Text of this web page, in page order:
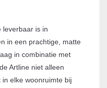
leverbaar is in
in een prachtige, matte
in combinatie met
Artline niet alleen
elke woonruimte bij